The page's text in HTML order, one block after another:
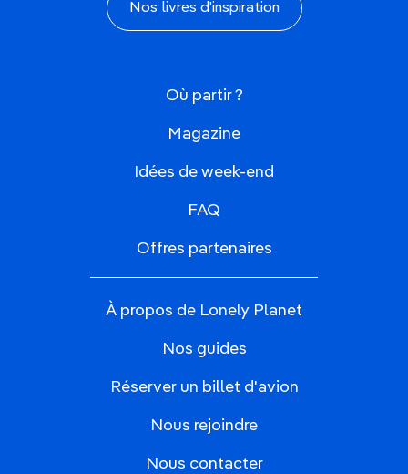
Nos livres d'inspiration
Où partir ?
Magazine
Idées de week-end
FAQ
Offres partenaires
À propos de Lonely Planet
Nos guides
Réserver un billet d'avion
Nous rejoindre
Nous contacter